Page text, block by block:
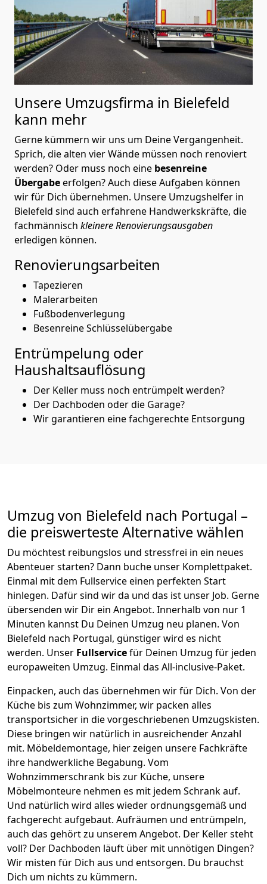
Unsere Umzugsfirma in Bielefeld
kann mehr
Gerne kümmern wir uns um Deine Vergangenheit.
Sprich, die alten vier Wände müssen noch renoviert
werden? Oder muss noch eine besenreine
Übergabeerfolgen? Auch diese Aufgaben können
wir für Dich übernehmen. Unsere Umzugshelfer in
Bielefeld sind auch erfahrene Handwerkskräfte, die
fachmännisch kleinere Renovierungsausgaben
erledigen können.
Renovierungsarbeiten
Tapezieren
Malerarbeiten
Fußbodenverlegung
Besenreine Schlüsselübergabe
Entrümpelung oder
Haushaltsauflösung
Der Keller muss noch entrümpelt werden?
Der Dachboden oder die Garage?
Wir garantieren eine fachgerechte Entsorgung
Umzug von Bielefeld nach Portugal –
die preiswerteste Alternative wählen
Du möchtest reibungslos und stressfrei in ein neues
Abenteuer starten? Dann buche unser Komplettpaket.
Einmal mit dem Fullservice einen perfekten Start
hinlegen. Dafür sind wir da und das ist unser Job. Gerne
übersenden wir Dir ein Angebot. Innerhalb von nur 1
Minuten kannst Du Deinen Umzug neu planen. Von
Bielefeld nach Portugal, günstiger wird es nicht
werden. Unser Fullservicefür Deinen Umzug für jeden
europaweiten Umzug. Einmal das All-inclusive-Paket.
Einpacken, auch das übernehmen wir für Dich. Von der
Küche bis zum Wohnzimmer, wir packen alles
transportsicher in die vorgeschriebenen Umzugskisten.
Diese bringen wir natürlich in ausreichender Anzahl
mit. Möbeldemontage, hier zeigen unsere Fachkräfte
ihre handwerkliche Begabung. Vom
Wohnzimmerschrank bis zur Küche, unsere
Möbelmonteure nehmen es mit jedem Schrank auf.
Und natürlich wird alles wieder ordnungsgemäß und
fachgerecht aufgebaut. Aufräumen und entrümpeln,
auch das gehört zu unserem Angebot. Der Keller steht
voll? Der Dachboden läuft über mit unnötigen Dingen?
Wir misten für Dich aus und entsorgen. Du brauchst
Dich um nichts zu kümmern.